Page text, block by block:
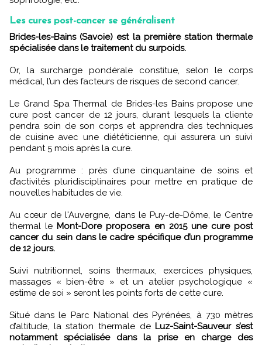
Les cures post-cancer se généralisent
Brides-les-Bains (Savoie) est la première station thermale
spécialisée dans le traitement du surpoids.
Or, la surcharge pondérale constitue, selon le corps
médical, l’un des facteurs de risques de second cancer.
Le Grand Spa Thermal de Brides-les Bains propose une
cure post cancer de 12 jours, durant lesquels la cliente
pendra soin de son corps et apprendra des techniques
de cuisine avec une diététicienne, qui assurera un suivi
pendant 5 mois après la cure.
Au programme : près d’une cinquantaine de soins et
d’activités pluridisciplinaires pour mettre en pratique de
nouvelles habitudes de vie.
Au cœur de l'Auvergne, dans le Puy-de-Dôme, le Centre
thermal le Mont-Dore proposera en 2015 une cure post
cancer du sein dans le cadre spécifique d’un programme
de 12 jours.
Suivi nutritionnel, soins thermaux, exercices physiques,
massages « bien-être » et un atelier psychologique «
estime de soi » seront les points forts de cette cure.
Situé dans le Parc National des Pyrénées, à 730 mètres
d’altitude, la station thermale de Luz-Saint-Sauveur s’est
notamment spécialisée dans la prise en charge des